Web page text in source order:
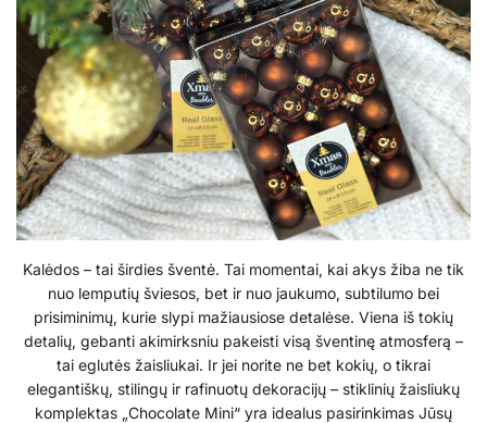
Kalėdos – tai širdies šventė. Tai momentai, kai akys žiba ne tik
nuo lemputių šviesos, bet ir nuo jaukumo, subtilumo bei
prisiminimų, kurie slypi mažiausiose detalėse. Viena iš tokių
detalių, gebanti akimirksniu pakeisti visą šventinę atmosferą –
tai eglutės žaisliukai. Ir jei norite ne bet kokių, o tikrai
elegantiškų, stilingų ir rafinuotų dekoracijų – stiklinių žaisliukų
komplektas „Chocolate Mini“ yra idealus pasirinkimas Jūsų